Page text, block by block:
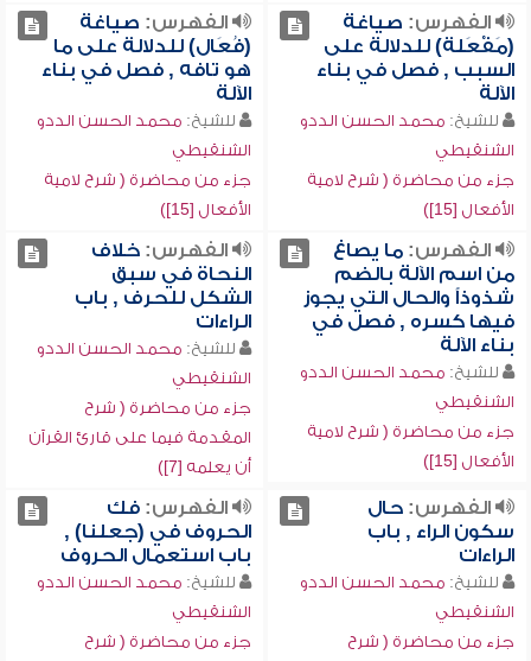
الفهرس: صياغة
(مَفْعَلة) للدلالة على
السبب , فصل في بناء
الآلة
للشيخ: محمد الحسن الددو
الشنقيطي
جزء من محاضرة ( شرح لامية
الأفعال [15])
الفهرس: صياغة
(فُعَال) للدلالة على ما
هو تافه , فصل في بناء
الآلة
للشيخ: محمد الحسن الددو
الشنقيطي
جزء من محاضرة ( شرح لامية
الأفعال [15])
الفهرس:ما يصاغ
من اسم الآلة بالضم
شذوذاً والحال التي يجوز
فيها كسره , فصل في
بناء الآلة
للشيخ: محمد الحسن الددو
الشنقيطي
جزء من محاضرة ( شرح لامية
الأفعال [15])
الفهرس:خلاف
النحاة في سبق
الشكل للحرف , باب
الراءات
للشيخ: محمد الحسن الددو
الشنقيطي
جزء من محاضرة ( شرح
المقدمة فيما على قارئ القرآن
أن يعلمه [7])
الفهرس:حال
سكون الراء , باب
الراءات
للشيخ: محمد الحسن الددو
الشنقيطي
جزء من محاضرة ( شرح
الفهرس:فك
الحروف في (جعلنا) ,
باب استعمال الحروف
للشيخ: محمد الحسن الددو
الشنقيطي
جزء من محاضرة ( شرح